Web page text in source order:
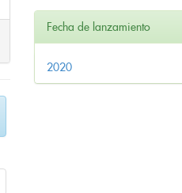
Fecha de lanzamiento
2020